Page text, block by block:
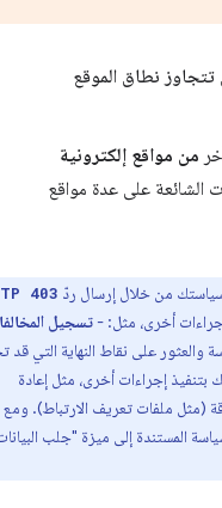
نطاق الموقع
مواقع إلكترونية
على عدة مواقع
من خلال إرسال ردّHTTP 403
.
أخرى، مثل: -تسجيل المخالفات
على نقاط النهاية التي قد تحتاج
إجراءات أخرى، مثل إعادة
ملفات تعريف الارتباط). ومع ذلك،
إلى ميزة "جلب البيانات